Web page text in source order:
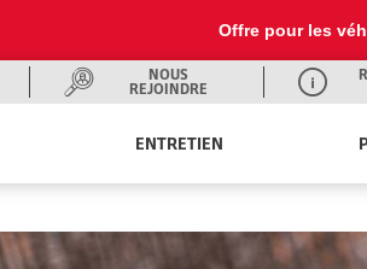
Offre pour les
NOUS
REJOINDRE
ENTRETIEN